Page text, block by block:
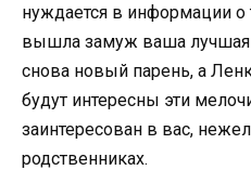
нуждается в информации о
вышла замуж ваша лучшая
снова новый парень, а
будут интересны эти
заинтересован в вас,
родственниках.